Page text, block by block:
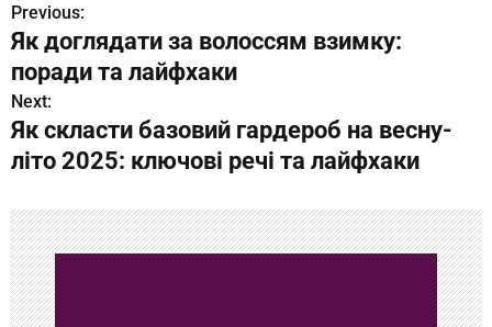
Н
а
в
и
а
ц
и
Previous:
Як доглядати за волоссям взимку:
поради та лайфхаки
Next:
Як скласти базовий гардероб на весну-
літо 2025: ключові речі та лайфхаки